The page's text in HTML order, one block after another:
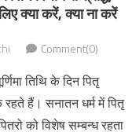
क्या करें, क्या ना करें
Comment(0)
तिथि के दिन पितृ
रहते हैं। सनातन धर्म में पितृ
को विशेष सम्बन्ध रहता